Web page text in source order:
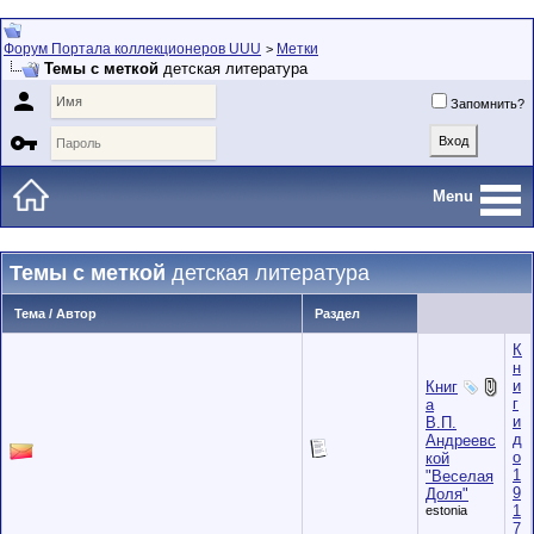
Форум Портала коллекционеров UUU > Метки
Темы с меткой детская литература
 Запомнить?

Menu
Темы с меткойдетская литература
Тема / Автор Раздел
Книг
а
В.П.
Андреевс
кой
"Веселая
Доля"
estonia
К
н
и
г
и
д
о
1
9
1
7